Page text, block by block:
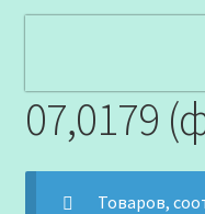
07,0179
Товаров,